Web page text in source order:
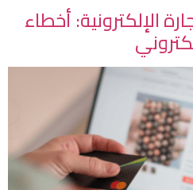
الإلكترونية: أخطاء